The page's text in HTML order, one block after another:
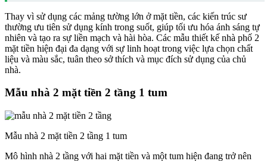
Thay vì sử dụng các mảng tường lớn ở mặt tiền, các kiến trúc sư
thường ưu tiên sử dụng kính trong suốt, giúp tối ưu hóa ánh sáng tự
nhiên và tạo ra sự liền mạch và hài hòa. Các mẫu thiết kế nhà phố 2
mặt tiền hiện đại đa dạng với sự linh hoạt trong việc lựa chọn chất
liệu và màu sắc, tuân theo sở thích và mục đích sử dụng của chủ
nhà.
Mẫu nhà 2 mặt tiền 2 tầng 1 tum
Mẫu nhà 2 mặt tiền 2 tầng 1 tum
Mô hình nhà 2 tầng với hai mặt tiền và một tum hiện đang trở nên